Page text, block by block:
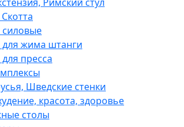
жима штанги
пресса
Шведские стенки
красота, здоровье
столы